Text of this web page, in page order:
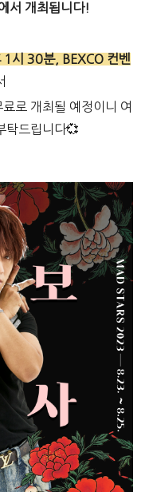
서 개최됩니다!
시 30분, BEXCO 컨벤
료로 개최될 예정이니 여
탁드립니다💞